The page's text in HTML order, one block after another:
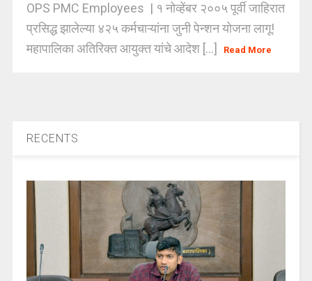
OPS PMC Employees | १ नोव्हेंबर २००५ पूर्वी जाहिरात
प्रसिद्ध झालेल्या ४२५ कर्मचाऱ्यांना जुनी पेन्शन योजना लागू!
महापालिका अतिरिक्त आयुक्त यांचे आदेश [...]
Read More
RECENTS